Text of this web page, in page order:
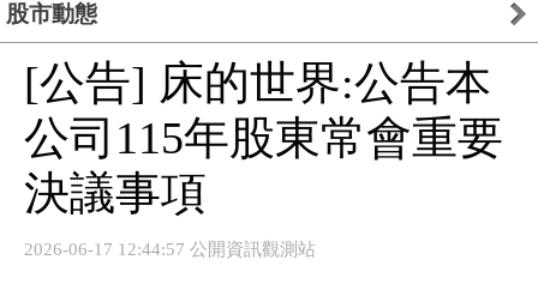
股市動態
[公告] 床的世界:公告本
公司115年股東常會重要
決議事項
2026-06-17 12:44:57 公開資訊觀測站